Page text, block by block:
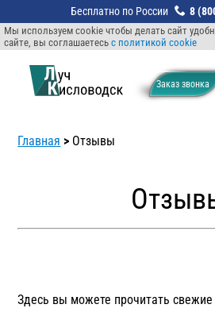
Мы используем cookie чтобы делать сайт
сайте, вы соглашаетесь с политикой cookie
Заказ звонкa
8
Главная > Отзывы
Здесь вы можете прочитать